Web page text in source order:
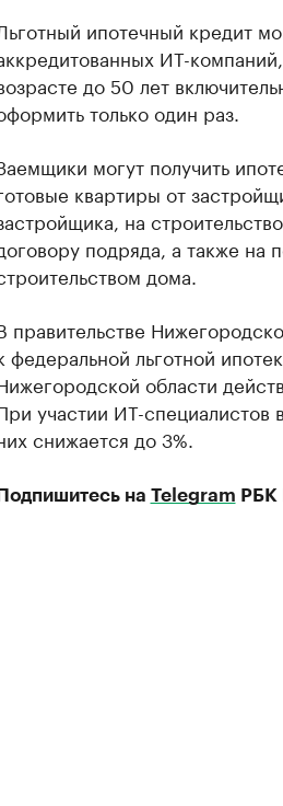
ипотечный кредит
ИТ-
до 50 лет
только один раз.
могут получить
квартиры от
на
подряда, а также на
дома.
правительстве
федеральной льготной
области
участии ИТ-специалистов
снижается до 3%.
Подпишитесь на Telegram РБК